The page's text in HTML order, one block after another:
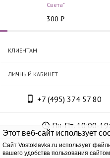
Этот веб-сайт использует
Cайт Vostoklavka.ru использует
вашего удобства пользования
Cвета"
300 ₽
КЛИЕНТАМ
ЛИЧНЫЙ КАБИНЕТ
+7 (495) 374 57 80
Пн-Пт. 10:00-
ООО «Юнит